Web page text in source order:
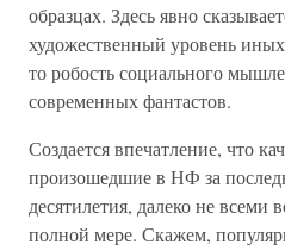
образцах. Здесь явно
художественный уровень
то робость социального
современных фантастов.
Создается впечатление, что
произошедшие в НФ за
десятилетия, далеко не всеми
полной мере. Скажем,